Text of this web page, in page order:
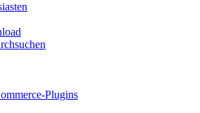
Plugins